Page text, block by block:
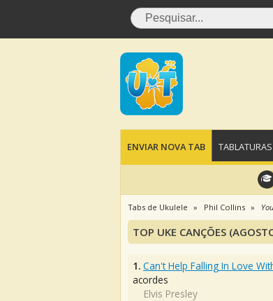
ENVIAR NOVA TAB
Tabs de Ukulele Phil Collins
TOP UKE CANÇÕES
1. Can't Help Falling In Love
acordes
Elvis Presley